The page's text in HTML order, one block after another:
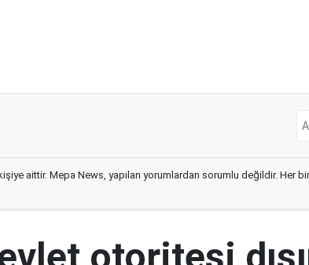
aittir. Mepa News, yapılan yorumlardan sorumlu değildir. Her